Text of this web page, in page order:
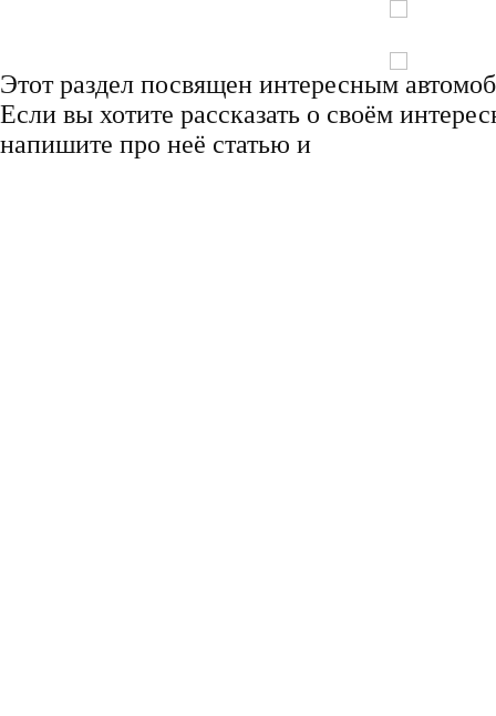
Этот раздел посвящен интересным
Если вы хотите рассказать о своём
напишите про неё статью и